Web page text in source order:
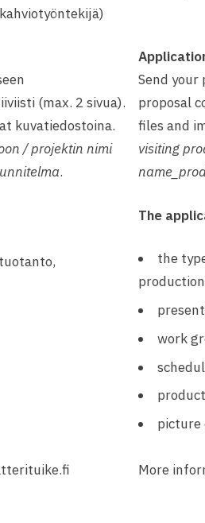
(max. 2 sivua).
kuvatiedostoina.
/ projektin nimi
.
Send
proposal
files and
visiting
The
the
work
picture
More